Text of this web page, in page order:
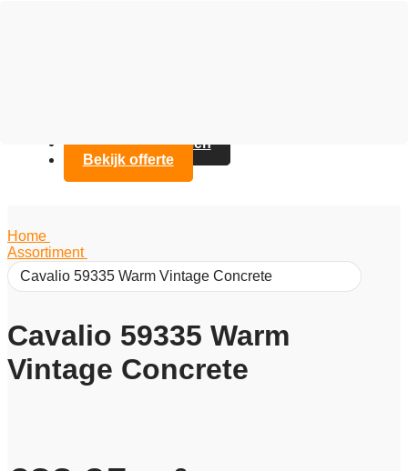
Contact opnemen
Bekijk offerte
Home
Assortiment
Cavalio 59335 Warm Vintage Concrete
Cavalio 59335 Warm
Vintage Concrete